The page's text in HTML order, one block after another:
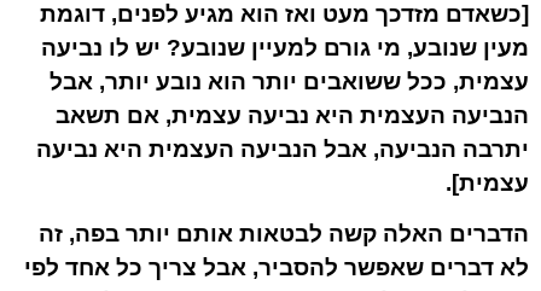
[כשאדם מזדכך מעט ואז הוא מגיע לפנים, דוגמת
מעין שנובע, מי גורם למעיין שנובע? יש לו נביעה
עצמית, ככל ששואבים יותר הוא נובע יותר, אבל
הנביעה העצמית היא נביעה עצמית, אם תשאב
יתרבה הנביעה, אבל הנביעה העצמית היא נביעה
עצמית].
הדברים האלה קשה לבטאות אותם יותר בפה, זה
לא דברים שאפשר להסביר, אבל צריך כל אחד לפי